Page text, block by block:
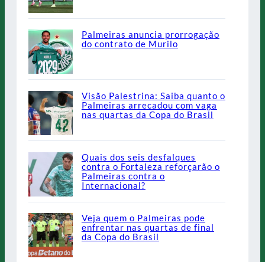
Palmeiras anuncia prorrogação
do contrato de Murilo
Visão Palestrina: Saiba quanto o
Palmeiras arrecadou com vaga
nas quartas da Copa do Brasil
Quais dos seis desfalques
contra o Fortaleza reforçarão o
Palmeiras contra o
Internacional?
Veja quem o Palmeiras pode
enfrentar nas quartas de final
da Copa do Brasil